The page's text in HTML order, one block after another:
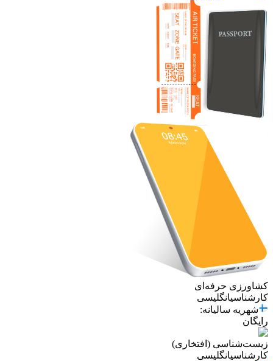
کشاورزی حرفه‌ای
کارشناسیانگلیسی
شهریه سالیانه:
رایگان
زیست‌شناسی (افتخاری)
کارشناسیانگلیسی